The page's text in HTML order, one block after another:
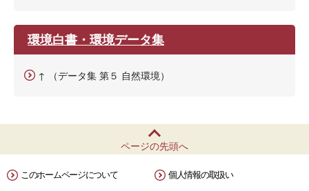
環境白書・環境データ集
↑ （データ集 第５ 自然環境）
ページの先頭へ
このホームページについて 個人情報の取扱い